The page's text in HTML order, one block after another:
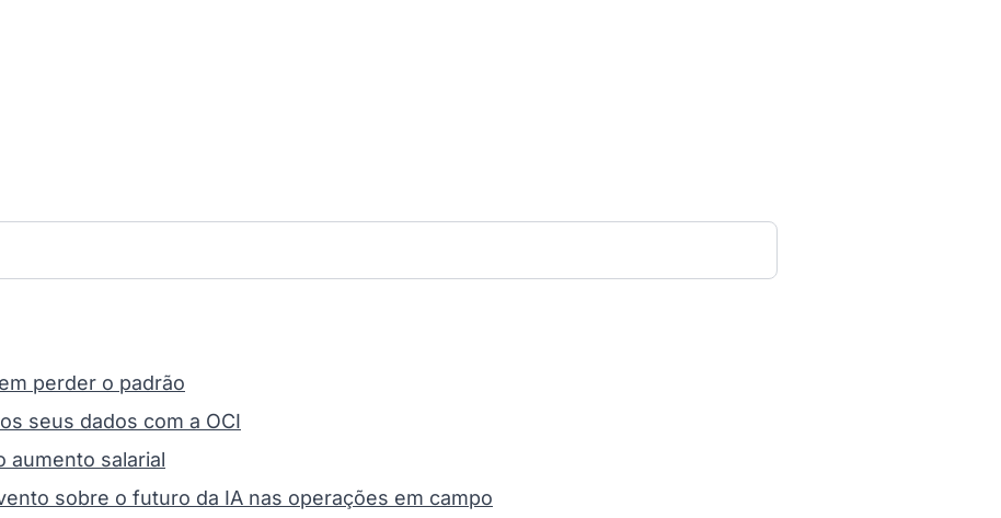
perder o padrão
seus dados com a OCI
aumento salarial
sobre o futuro da IA nas operações em campo